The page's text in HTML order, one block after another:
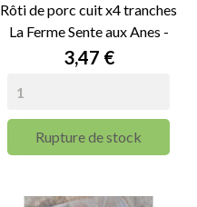
Rôti de porc cuit x4 tranches
La Ferme Sente aux Anes -
160g
Prix
3,47 €
Rupture de stock